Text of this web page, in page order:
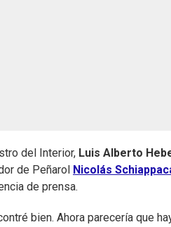
del Interior, Luis Alberto
de Peñarol
Nicolás
de prensa.
bien. Ahora parecería que